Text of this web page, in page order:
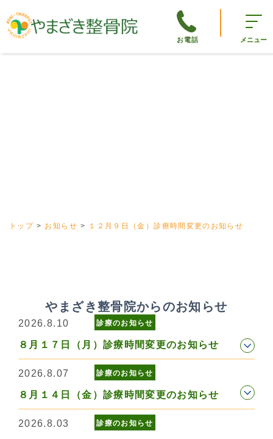
お電話 メニュー
トップ お知らせ １２月９日（金）診療時間変更のお知らせ
やまざき整骨院からのお知らせ
2026.8.10 診療のお知らせ
８月１７日（月）診療時間変更のお知らせ
2026.8.07 診療のお知らせ
８月１４日（金）診療時間変更のお知らせ
2026.8.03 診療のお知らせ